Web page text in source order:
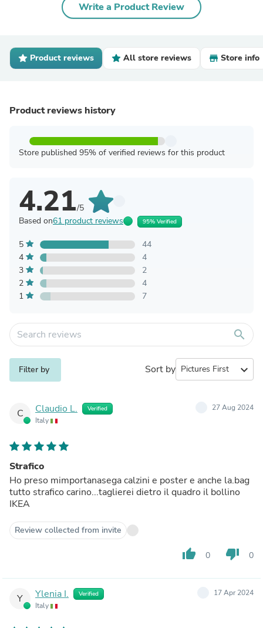
Write a Product Review
Product reviews All store reviews Store info
Product reviews history
Store published 95% of verified reviews for this product
4.21/5
Based on61 product reviews 95% Verified
5
44
4
4
3
2
2
4
1
7
search
Filter by Sort by expand_more
C Claudio L. Verified
Italy
27 Aug 2024
Strafico
Ho preso mimportanasega calzini e poster e anche la.bag
tutto strafico carino...taglierei dietro il quadro il bollino
IKEA
Review collected from invite
thumb_up 0 thumb_down 0
Y Ylenia I. Verified
Italy
17 Apr 2024